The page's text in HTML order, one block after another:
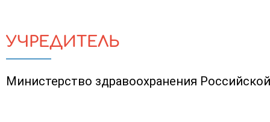
УЧРЕДИТЕЛЬ
Министерство здравоохранения